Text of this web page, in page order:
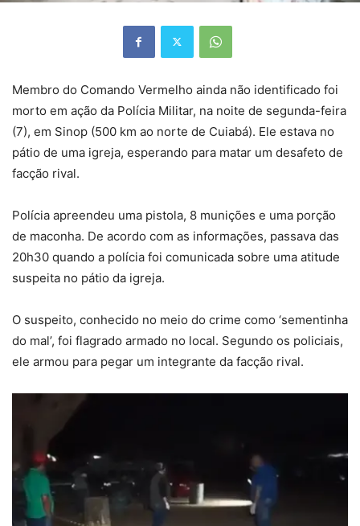
Membro do Comando Vermelho ainda não identificado foi
morto em ação da Polícia Militar, na noite de segunda-feira
(7), em Sinop (500 km ao norte de Cuiabá). Ele estava no
pátio de uma igreja, esperando para matar um desafeto de
facção rival.
Polícia apreendeu uma pistola, 8 munições e uma porção
de maconha. De acordo com as informações, passava das
20h30 quando a polícia foi comunicada sobre uma atitude
suspeita no pátio da igreja.
O suspeito, conhecido no meio do crime como ‘sementinha
do mal’, foi flagrado armado no local. Segundo os policiais,
ele armou para pegar um integrante da facção rival.